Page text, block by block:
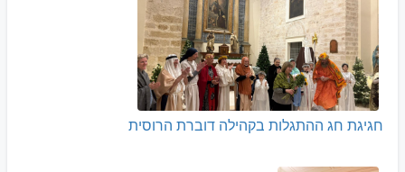
חגיגת חג ההתגלות בקהילה דוברת הרוסית